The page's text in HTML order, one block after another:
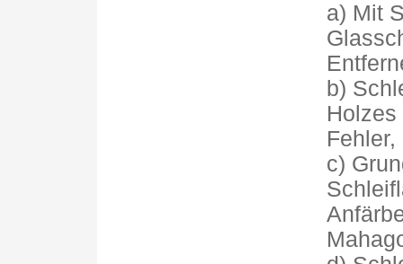
a) Mit
b)
c)